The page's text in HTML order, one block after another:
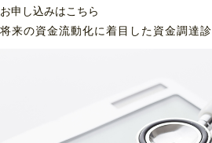
お申し込みはこちら
将来の資金流動化に着目した資金調達